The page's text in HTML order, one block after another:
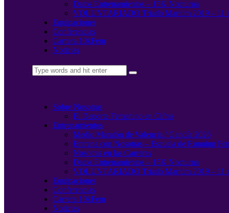
Datos Entrenamientos – 15K Nocturna
VOLUNTARIADO Triatló Maritim 2019 – 11
Equipaciones
Conferencias
Carrera 10kFem
Noticias
Sobre Nosotras
El Deporte Femenino en Cifras
Entrenamientos
Medio Maratón de Valencia / Gandía 2026
Entrena con Nosotras – Escuela de Running
Nosotras en las Carreras
Datos Entrenamientos – 15K Nocturna
VOLUNTARIADO Triatló Maritim 2019 – 11
Equipaciones
Conferencias
Carrera 10kFem
Noticias